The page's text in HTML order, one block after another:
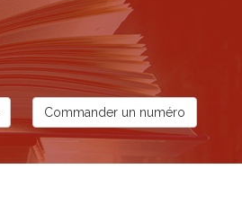
Commander un numéro